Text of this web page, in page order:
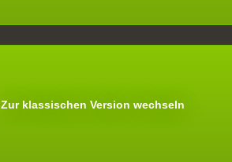
Zur klassischen Version wechseln